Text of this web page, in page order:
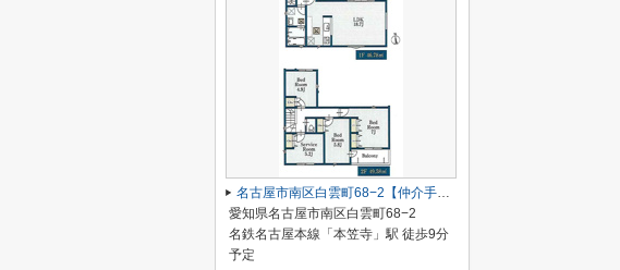
名古屋市南区白雲町68−2【仲介手数料無料】新築一戸建て 2号棟
愛知県名古屋市南区白雲町68−2
名鉄名古屋本線「本笠寺」駅 徒歩9分
予定